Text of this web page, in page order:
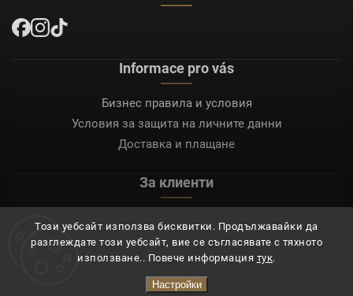
Този уебсайт използва бисквитки. Продължавайки да
разглеждате този уебсайт, вие се съгласявате с тяхното
използване.. Повече информация тук.
Настройки
Informace pro vás
Бизнес правила и условия
Условия за защита на личните данни
Доставка и плащане
За клиенти
Регистрация
Вход